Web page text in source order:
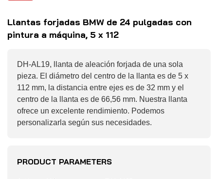
Llantas forjadas BMW de 24 pulgadas con
pintura a máquina, 5 x 112
DH-AL19, llanta de aleación forjada de una sola
pieza. El diámetro del centro de la llanta es de 5 x
112 mm, la distancia entre ejes es de 32 mm y el
centro de la llanta es de 66,56 mm. Nuestra llanta
ofrece un excelente rendimiento. Podemos
personalizarla según sus necesidades.
PRODUCT PARAMETERS